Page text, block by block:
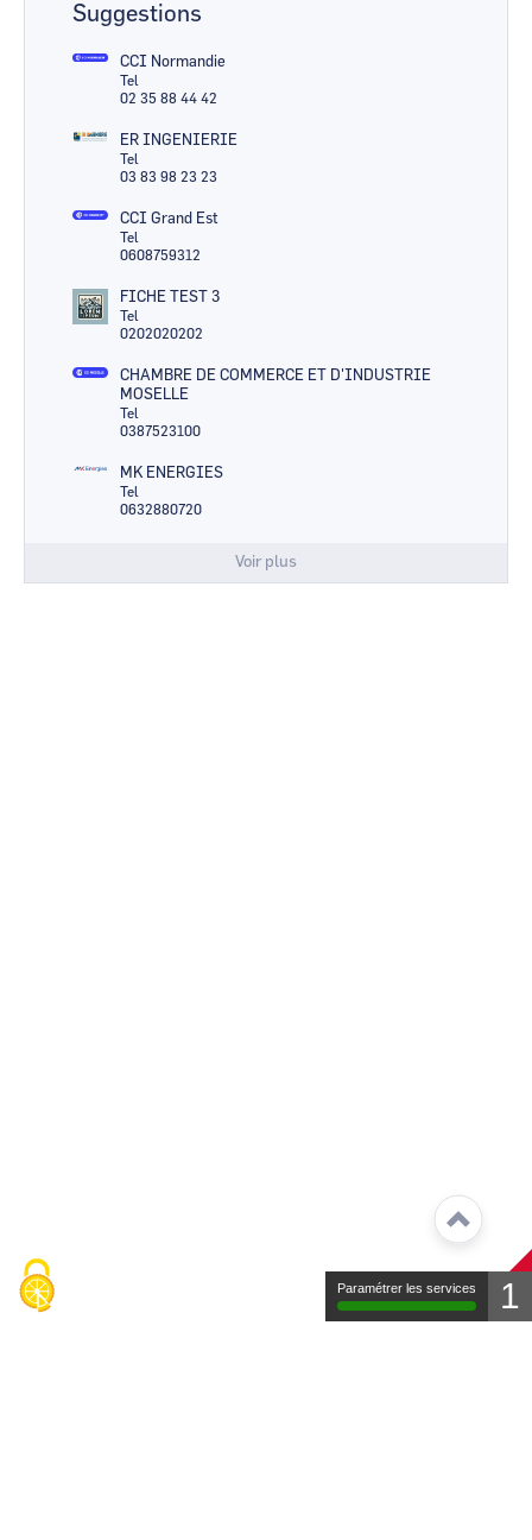
Suggestions
CCI Normandie
Tel
02 35 88 44 42
ER INGENIERIE
Tel
03 83 98 23 23
CCI Grand Est
Tel
0608759312
FICHE TEST 3
Tel
0202020202
CHAMBRE DE COMMERCE ET D'INDUSTRIE
MOSELLE
Tel
0387523100
MK ENERGIES
Tel
0632880720
Voir plus
Paramétrer les services 1